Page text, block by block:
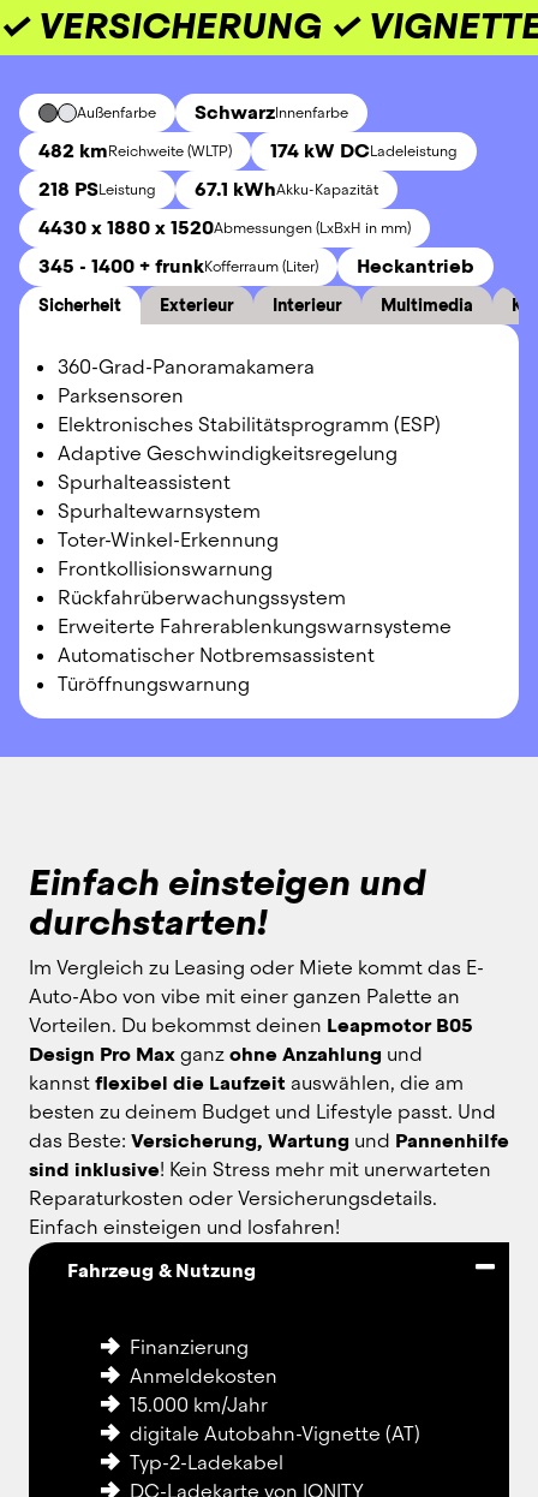
✓ VERSICHERUNG ✓
Außenfarbe SchwarzInnenfarbe
482 kmReichweite (WLTP) 174 kW DCLadeleistung
218 PSLeistung 67.1 kWhAkku-Kapazität
4430 x 1880 x 1520Abmessungen (LxBxH in mm)
345 - 1400 + frunkKofferraum (Liter) Heckantrieb
Sicherheit Exterieur Interieur Multimedia
360-Grad-Panoramakamera
Parksensoren
Elektronisches Stabilitätsprogramm (ESP)
Adaptive Geschwindigkeitsregelung
Spurhalteassistent
Spurhaltewarnsystem
Toter-Winkel-Erkennung
Frontkollisionswarnung
Rückfahrüberwachungssystem
Erweiterte Fahrerablenkungswarnsysteme
Automatischer Notbremsassistent
Türöffnungswarnung
Einfach einsteigen und
durchstarten!
Im Vergleich zu Leasing oder Miete kommt das E-
Auto-Abo von vibe mit einer ganzen Palette an
Vorteilen. Du bekommst deinen Leapmotor B05
Design Pro Max ganz ohne Anzahlung und
kannst flexibel die Laufzeit auswählen, die am
besten zu deinem Budget und Lifestyle passt. Und
das Beste: Versicherung, Wartung und Pannenhilfe
sind inklusive! Kein Stress mehr mit unerwarteten
Reparaturkosten oder Versicherungsdetails.
Einfach einsteigen und losfahren!
Fahrzeug & Nutzung
Finanzierung
Anmeldekosten
15.000 km/Jahr
digitale Autobahn-Vignette (AT)
Typ-2-Ladekabel
DC-Ladekarte von IONITY